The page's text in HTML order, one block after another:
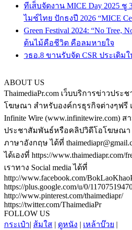
ทีเส็บจัดงาน MICE Day 2025
ไมซ์ไทย ปักธงปี 2026 “MICE
Green Festival 2024: “No Tree,
ต้นไม้คือชีวิต คือลมหายใจ
วธอ.8 ขานรับจัด CSR ประเดิม
ABOUT US
ThaimediaPr.com เว็บบริการข่าวปร
โฆษณา สำหรับองค์กรธุรกิจต่างๆฟรี
Infinite Wire (www.infinitewire.com)
ประชาสัมพันธ์หรือคลิปวิดีโอโฆษณา
ภาษาอังกฤษ ได้ที่
ได้เองที่ https://www.thaimediapr.com/
เราทาง Social media ได้ที่
http://www.facebook.com/
https://plus.google.com/u/0/
http://www.pinterest.com/thaimediapr/
https://twitter.com/ThaimediaPr
FOLLOW US
กระเป๋า| ส้มใส | ดูหนัง | เหล้าบ๊วย |